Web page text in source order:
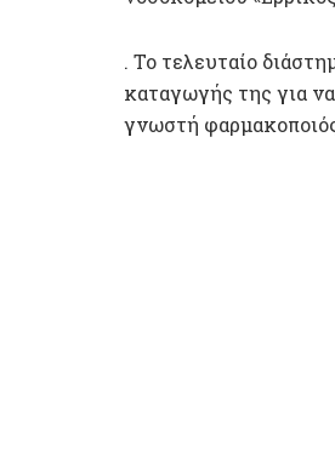
. Το τελευταίο
καταγωγής της για
γνωστή